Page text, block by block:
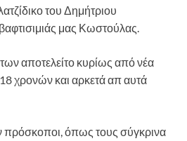
του Δημήτριου
μας Κωστούλας.
αποτελείτο κυρίως από νέα
χρονών και αρκετά απ αυτά
πρόσκοποι, όπως τους σύγκρινα